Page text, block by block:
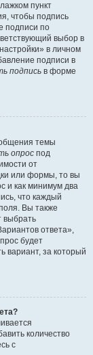
пункт
чтобы подпись
подписи по
выбор в
в личном
подписи в
подпись в форме
темы
опрос под
от
или формы, то вы
и как минимум два
что каждый
Вы также
выбрать
ответа»,
будет
вариант, за который
количество
с